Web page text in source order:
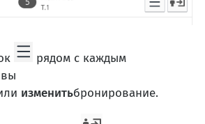
рядом с каждым
изменитьбронирование.